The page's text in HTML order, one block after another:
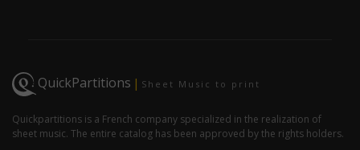
QuickPartitions | Sheet Music to print
Quickpartitions is a French company specialized in the realization of
sheet music. The entire catalog has been approved by the rights holders.